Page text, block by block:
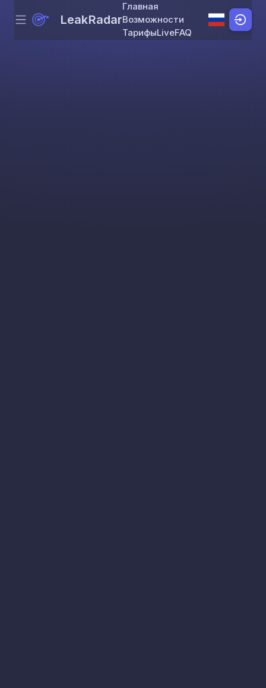
Skip to content
Menu LeakRadar
Главная
Возможности
ТарифыLiveFAQ